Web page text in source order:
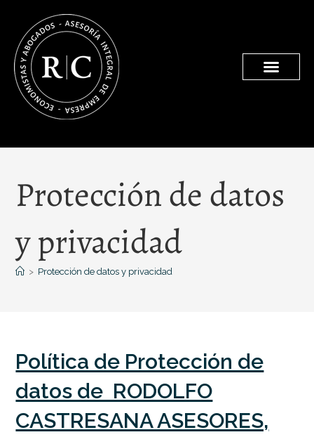
Protección de datos
y privacidad
> Protección de datos y privacidad
Política de Protección de
datos de RODOLFO
CASTRESANA ASESORES,